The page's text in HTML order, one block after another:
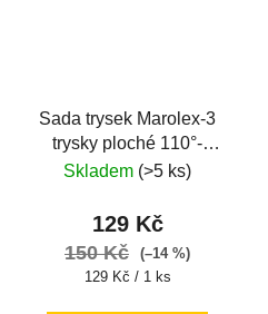
Sada trysek Marolex-3
trysky ploché 110°-
Z09j3p
Skladem (>5 ks)
129 Kč
150 Kč
(–14 %)
Měrná
129 Kč / 1 ks